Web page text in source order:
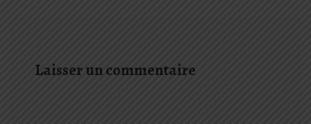
Laisser un commentaire